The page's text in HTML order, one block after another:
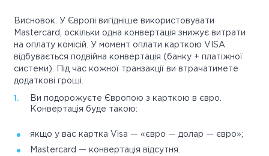
Висновок. У Європі вигідніше використовувати
Mastercard, оскільки одна конвертація знижує витрати
на оплату комісій. У момент оплати карткою VISA
відбувається подвійна конвертація (банку + платіжної
системи). Під час кожної транзакції ви втрачатимете
додаткові гроші.
Ви подорожуєте Європою з карткою в євро.
Конвертація буде такою:
якщо у вас картка Visa — «євро — долар — євро»;
Mastercard — конвертація відсутня.